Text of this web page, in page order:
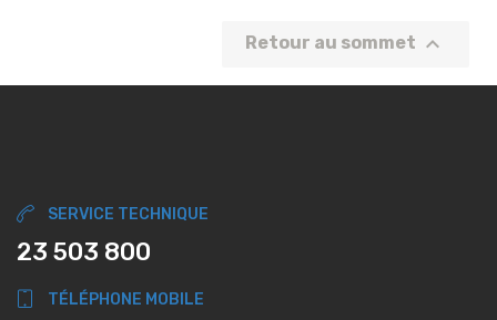
Retour au sommet 
SERVICE TECHNIQUE
23 503 800
TÉLÉPHONE MOBILE